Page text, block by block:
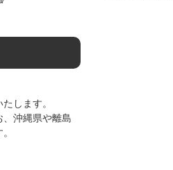
します。
、沖縄県や離島